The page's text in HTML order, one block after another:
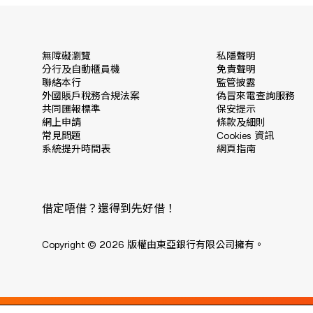
無障礙瀏覽
分行及自動櫃員機
聯絡本行
外國賬戶稅務合規法案
共同匯報標準
網上申請
常見問題
系統提升時間表
私隱聲明
免責聲明
監管披露
偽冒來電查詢服務
保安提示
條款及細則
Cookies 資訊
網頁指南
借定唔借？還得到先好借！
Copyright © 2026 版權由東亞銀行有限公司擁有。